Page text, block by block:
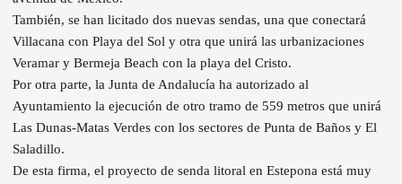
También, se han licitado dos nuevas sendas, una que conectará
Villacana con Playa del Sol y otra que unirá las urbanizaciones
Veramar y Bermeja Beach con la playa del Cristo.
Por otra parte, la Junta de Andalucía ha autorizado al
Ayuntamiento la ejecución de otro tramo de 559 metros que unirá
Las Dunas-Matas Verdes con los sectores de Punta de Baños y El
Saladillo.
De esta firma, el proyecto de senda litoral en Estepona está muy